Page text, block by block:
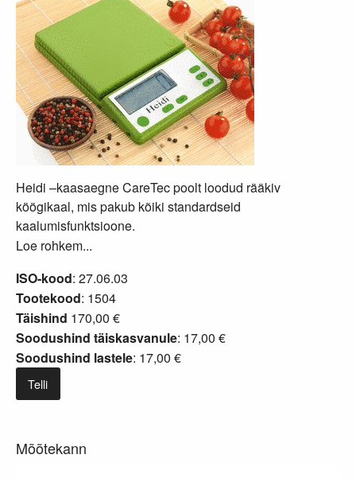
Heidi –kaasaegne CareTec poolt loodud rääkiv
köögikaal, mis pakub kõiki standardseid
kaalumisfunktsioone.
Loe rohkem...
ISO-kood: 27.06.03
Tootekood: 1504
Täishind 170,00 €
Soodushind täiskasvanule: 17,00 €
Soodushind lastele: 17,00 €
Telli
Mõõtekann